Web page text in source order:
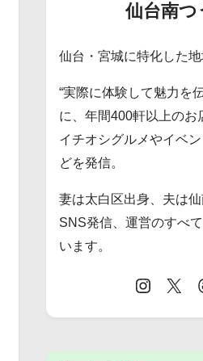
仙台南つ
仙台・宮城に特化した地
“実際に体験して魅力を
に、年間400軒以上のお
イチオシグルメやイベ
どを発信。
妻は太白区出身、夫は仙
SNS発信、運営のすべ
います。